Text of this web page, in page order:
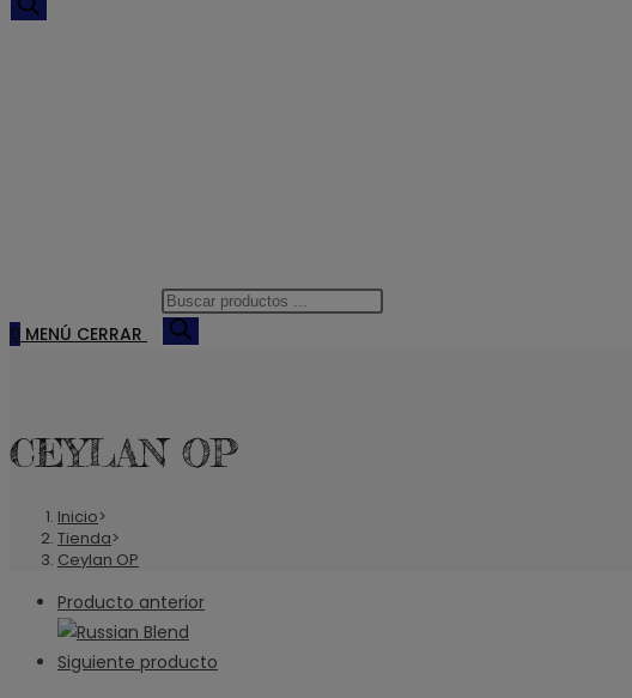
productos
0 MENÚ CERRAR
Búsqueda
de
CEYLAN OP
Inicio>
Tienda>
Ceylan OP
Producto anterior
Siguiente producto